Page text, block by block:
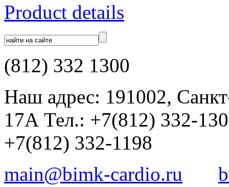
Product details
(812) 332 1300
Наш адрес: 191002,
17А Тел.: +7(812) 332-
+7(812) 332-1198
main@bimk-cardio.ru